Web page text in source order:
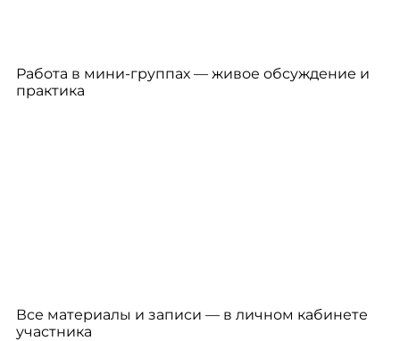
Работа в мини-группах — живое обсуждение и
практика
Все материалы и записи — в личном кабинете
участника